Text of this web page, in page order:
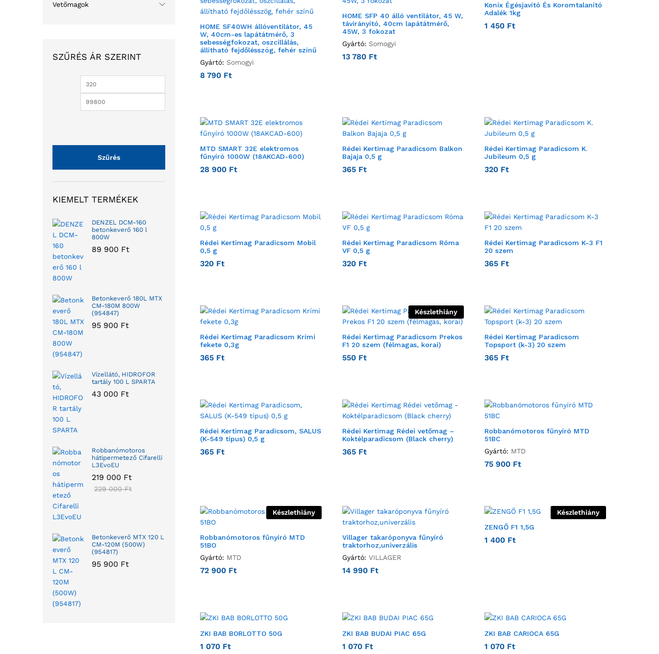
HOME SF40WH állóventilátor, 45
W, 40cm-es lapátátmérő, 3
sebességfokozat, oszcillálás,
állítható fejdőlésszög, fehér színű
Gyártó: Somogyi
8 790 Ft
HOME SFP 40 álló ventilátor, 45 W,
távirányító, 40cm lapátátmérő,
45W, 3 fokozat
Gyártó: Somogyi
13 780 Ft
Konix Égésjavító És Koromtalanító
Adalék 1kg
1 450 Ft
MTD SMART 32E elektromos
fűnyíró 1000W (18AKCAD-600)
28 900 Ft
Rédei Kertimag Paradicsom Balkon
Bajaja 0,5 g
365 Ft
Rédei Kertimag Paradicsom K.
Jubileum 0,5 g
320 Ft
Rédei Kertimag Paradicsom Mobil
0,5 g
320 Ft
Rédei Kertimag Paradicsom Róma
VF 0,5 g
320 Ft
Rédei Kertimag Paradicsom K-3 F1
20 szem
365 Ft
Rédei Kertimag Paradicsom Krími
fekete 0,3g
365 Ft
Készlethiány
Rédei Kertimag Paradicsom Prekos
F1 20 szem (félmagas, korai)
550 Ft
Rédei Kertimag Paradicsom
Topsport (k-3) 20 szem
365 Ft
Rédei Kertimag Paradicsom, SALUS
(K-549 típus) 0,5 g
365 Ft
Rédei Kertimag Rédei vetőmag –
Koktélparadicsom (Black cherry)
365 Ft
Robbanómotoros fűnyíró MTD
51BC
Gyártó: MTD
75 900 Ft
Készlethiány
Robbanómotoros fűnyíró MTD
51BO
Gyártó: MTD
72 900 Ft
Villager takaróponyva fűnyíró
traktorhoz,univerzális
Gyártó: VILLAGER
14 990 Ft
Készlethiány
ZENGŐ F1 1,5G
1 400 Ft
ZKI BAB BORLOTTO 50G
1 070 Ft
ZKI BAB BUDAI PIAC 65G
1 070 Ft
ZKI BAB CARIOCA 65G
1 070 Ft
Vetőmagok
SZŰRÉS ÁR SZERINT
Szűrés
KIEMELT TERMÉKEK
DENZEL DCM-160
betonkeverő 160 l
800W
89 900 Ft
Betonkeverő 180L MTX
CM-180M 800W
(954847)
95 900 Ft
Vízellátó, HIDROFOR
tartály 100 L SPARTA
43 000 Ft
Robbanómotoros
hátipermetező Cifarelli
L3EvoEU
219 000 Ft
229 000Ft
Betonkeverő MTX 120 L
CM-120M (500W)
(954817)
95 900 Ft